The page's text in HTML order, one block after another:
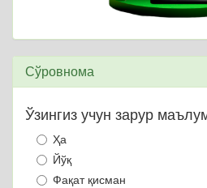
Сўровнома
Ўзингиз учун зарур
Ҳа
Йўқ
Фақат қисман